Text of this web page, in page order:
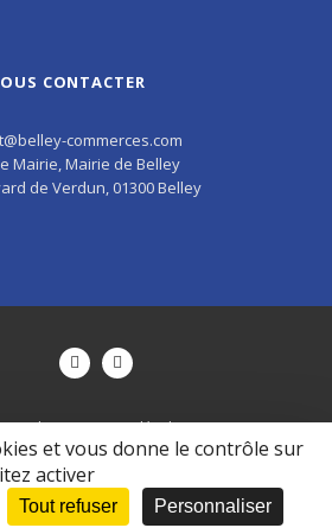
CONTACTER
commerces.com
Mairie, Mairie de Belley
de Verdun, 01300 Belley
Mentions légales
Tous droits réservés visuels et textes.
de confidentialité / Cookies.
et vous donne le contrôle sur
activer
Tout refuser Personnaliser